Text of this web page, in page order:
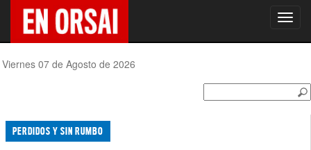
Viernes 07 de Agosto de 2026
PERDIDOS Y SIN RUMBO